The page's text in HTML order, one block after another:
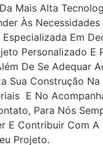
Mais Alta
Às
Em
Personalizado E
De Se Adequar
Sua Construção Na
E No
Para Nós
E Contribuir Com A
Projeto.